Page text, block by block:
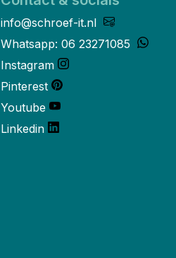
info@schroef-it.nl
Whatsapp: 06 23271085
Instagram
Pinterest
Youtube
Linkedin